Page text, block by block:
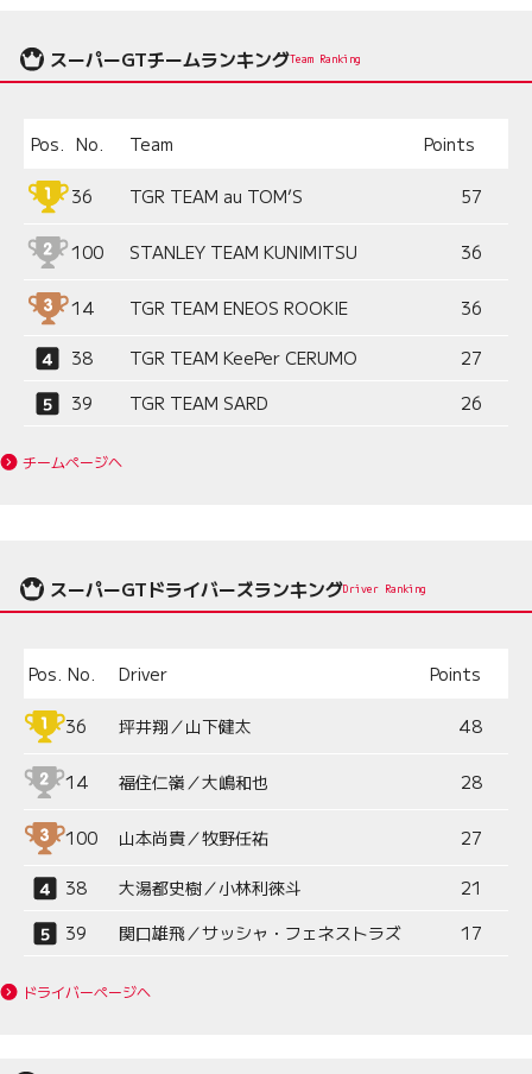
スーパーGTチームランキングTeam Ranking
Pos. No. Team Points
36 TGR TEAM au TOM’S 57
100 STANLEY TEAM KUNIMITSU 36
14 TGR TEAM ENEOS ROOKIE 36
38 TGR TEAM KeePer CERUMO
27
39
TGR TEAM SARD 26
チームページへ
スーパーGTドライバーズランキングDriver Ranking
Pos. No. Driver Points
36 坪井翔／山下健太 48
14 福住仁嶺／大嶋和也 28
100 山本尚貴／牧野任祐 27
38 大湯都史樹／小林利徠斗
21
39
関口雄飛／サッシャ・フェネストラズ 17
ドライバーページへ